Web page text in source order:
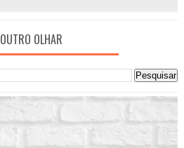
OUTRO OLHAR